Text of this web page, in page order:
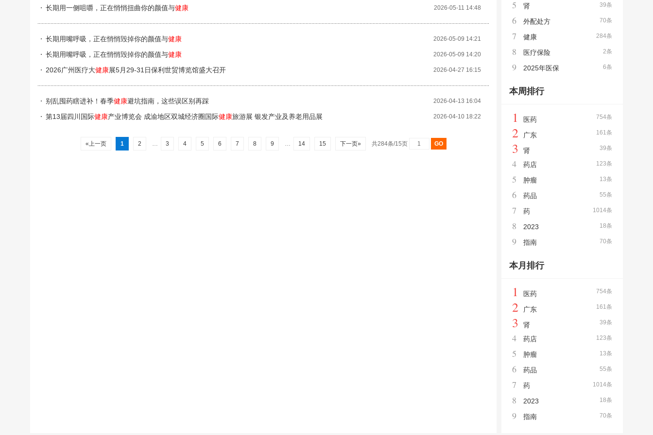
2026-05-11 14:48
长期用一侧咀嚼，正在悄悄扭曲你的颜值与健康
2026-05-09 14:21
长期用嘴呼吸，正在悄悄毁掉你的颜值与健康
2026-05-09 14:20
长期用嘴呼吸，正在悄悄毁掉你的颜值与健康
2026-04-27 16:15
2026广州医疗大健康展5月29-31日保利世贸博览馆盛大召开
2026-04-13 16:04
别乱囤药瞎进补！春季健康避坑指南，这些误区别再踩
2026-04-10 18:22
第13届四川国际健康产业博览会 成渝地区双城经济圈国际健康旅游展 银发产业及养老用品展
«上一页 1 2 … 3 4 5 6 7 8 9 … 14 15 下一页» 共284条/15页
39条
5 肾
70条
6 外配处方
284条
7 健康
2条
8 医疗保险
6条
9 2025年医保
本周排行
754条
1 医药
161条
2 广东
39条
3 肾
123条
4 药店
13条
5 肿瘤
55条
6 药品
1014条
7 药
18条
8 2023
70条
9 指南
本月排行
754条
1 医药
161条
2 广东
39条
3 肾
123条
4 药店
13条
5 肿瘤
55条
6 药品
1014条
7 药
18条
8 2023
70条
9 指南